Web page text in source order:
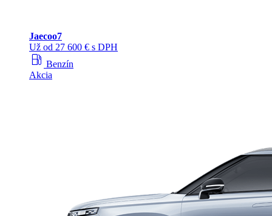
Jaecoo7
Už od 27 600 € s DPH
local_gas_station Benzín
Akcia